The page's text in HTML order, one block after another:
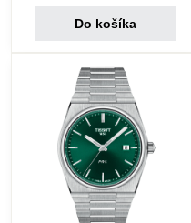
Do košíka